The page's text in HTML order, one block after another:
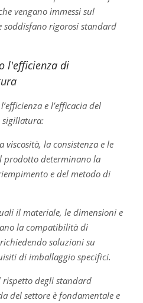
vengano immessi sul
rigorosi standard
l'efficienza di
e l’efficacia del
sigillatura:
viscosità, la consistenza e le
prodotto determinano la
e del metodo di
il materiale, le dimensioni e
la compatibilità di
soluzioni su
di imballaggio specifici.
degli standard
del settore è fondamentale e